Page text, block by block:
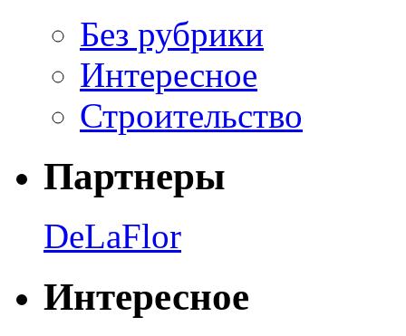
Без рубрики
Интересное
Строительство
Партнеры
DeLaFlor
Интересное